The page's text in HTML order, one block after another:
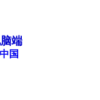
端
国